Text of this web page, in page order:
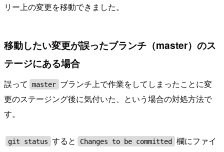
リー上の変更を移動できました。
移動したい変更が誤ったブランチ（master）のス
テージにある場合
誤って master ブランチ上で作業をしてしまったことに変
更のステージング後に気付いた、という場合の対処方法で
す。
git status すると Changes to be committed 欄にファイ